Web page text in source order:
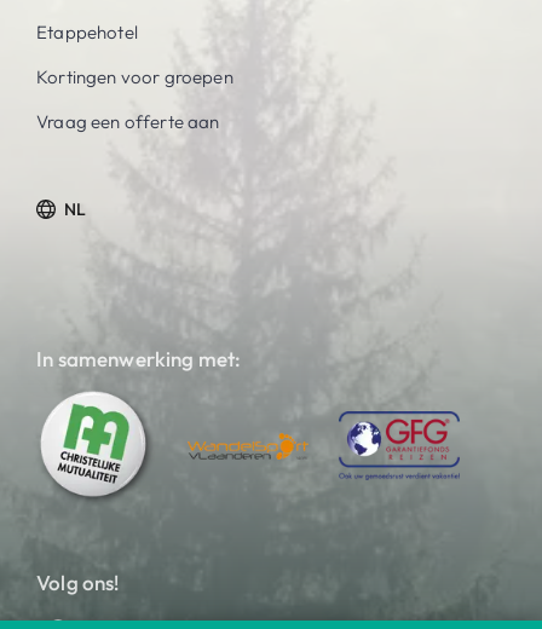
Etappehotel
Kortingen voor groepen
Vraag een offerte aan
NL
In samenwerking met:
Volg ons!